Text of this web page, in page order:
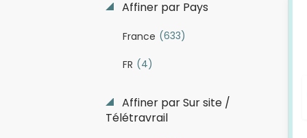
Affiner par Pays
France (633)
FR (4)
Affiner par Sur site /
Télétravrail